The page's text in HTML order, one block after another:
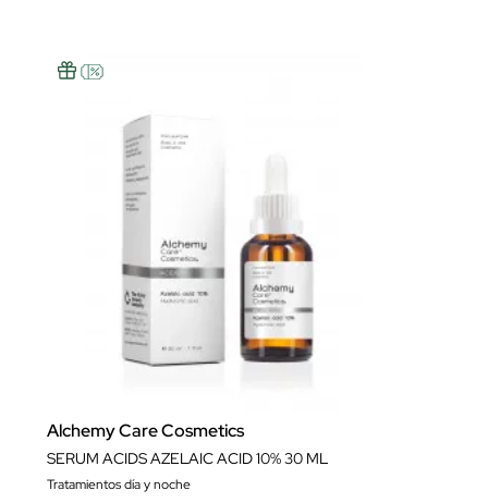
Alchemy Care Cosmetics
SERUM ACIDS AZELAIC ACID 10% 30 ML
Tratamientos día y noche